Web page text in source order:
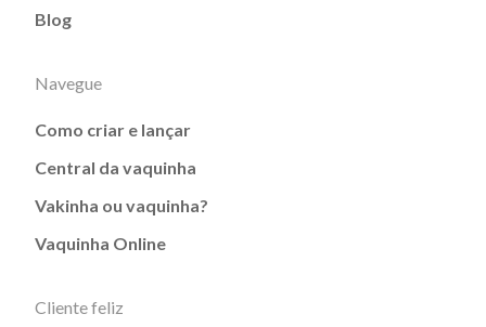
Blog
Navegue
Como criar e lançar
Central da vaquinha
Vakinha ou vaquinha?
Vaquinha Online
Cliente feliz